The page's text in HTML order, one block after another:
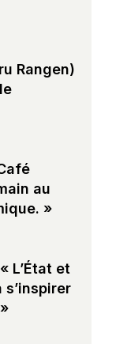
Rangen)
au
»
L’État et
s’inspirer